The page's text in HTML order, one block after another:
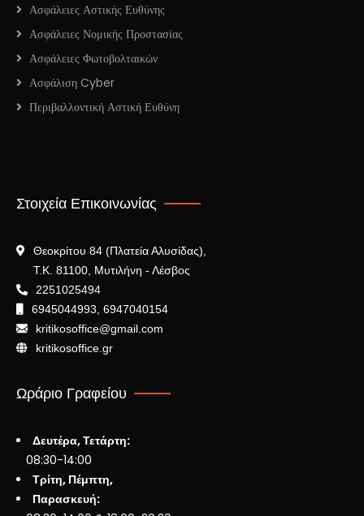
Ασφάλειες Αστικής Ευθύνης
Ασφάλειες Νομικής Προστασίας
Ασφάλειες Φωτοβολταικών
Ασφάλιση Cyber
Περιβαλλοντική Αστική Ευθύνη
Στοιχεία Επικοινωνίας
Θεοκρίτου 84 (Πλατεία Αλυσίδας),
Τ.Κ. 81100, Μυτιλήνη - Λέσβος
2251025494
6945044993, 6947040154
kritikosoffice@gmail.com
kritikosoffice.gr
Ωράριο Γραφείου
Δευτέρα, Τετάρτη:
08:30-14:00
Τρίτη, Πέμπτη,
Παρασκευή: